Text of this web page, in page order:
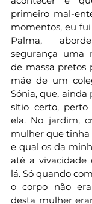
primeiro mal-
momentos, eu
Palma,
segurança uma
de massa pretos
mãe de um
Sónia, que, ainda
sítio certo, perto
ela. No jardim,
mulher que tinha
e qual os da
até a vivacidade
lá. Só quando
o corpo não
desta mulher